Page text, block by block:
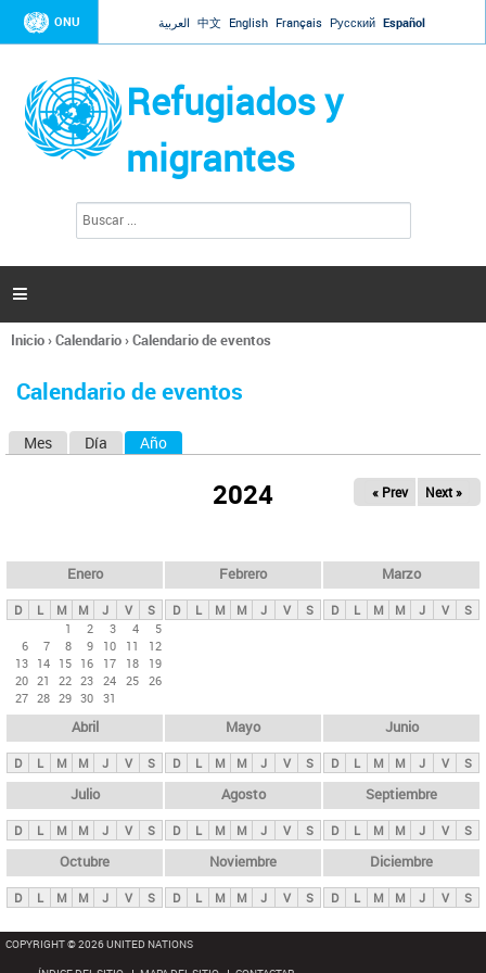
Jump to navigation
ONU العربية 中文 English Français Русский Español
Refugiados y
migrantes
l
d
s

Se
usted
Inicio›Calendario›Calendario de eventos
Calendario de eventos
s
p
n
i
p
a
l
s
Mes Día Año
2024 « Prev Next »
Enero
D L M M J V
S
1
2 3 4
5
6
7 8 9 10 11
12
13 14 15 16 17 18
19
20 21 22 23 24 25 26
27 28 29 30 31
Febrero
D L M M J V S
Marzo
D L M M J V S
Abril
D L M M J V S
Mayo
D L M M J V S
Junio
D L M M J V S
Julio
D L M M J V S
Agosto
D L M M J V S
Septiembre
D L M M J V S
Octubre
D L M M J V S
Noviembre
D L M M J V S
Diciembre
D L M M J V S
COPYRIGHT © 2026 UNITED NATIONS